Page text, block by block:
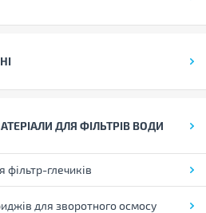
ДЛЯ ФІЛЬТРІВ ВОДИ
фільтр-глечиків
для зворотного осмосу